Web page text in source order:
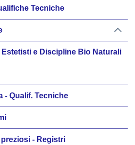
Tecniche
e Discipline Bio Naturali
- Qualif. Tecniche
- Registri